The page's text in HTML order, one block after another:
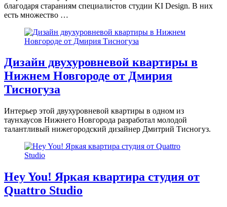
благодаря стараниям специалистов студии KI Design. В них
есть множество …
Дизайн двухуровневой квартиры в
Нижнем Новгороде от Дмирия
Тисногуза
Интерьер этой двухуровневой квартиры в одном из
таунхаусов Нижнего Новгорода разработал молодой
талантливый нижегородский дизайнер Дмитрий Тисногуз.
Hey You! Яркая квартира студия от
Quattro Studio